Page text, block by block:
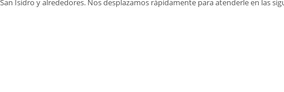
Isidro y alrededores. Nos desplazamos rápidamente para atenderle en las